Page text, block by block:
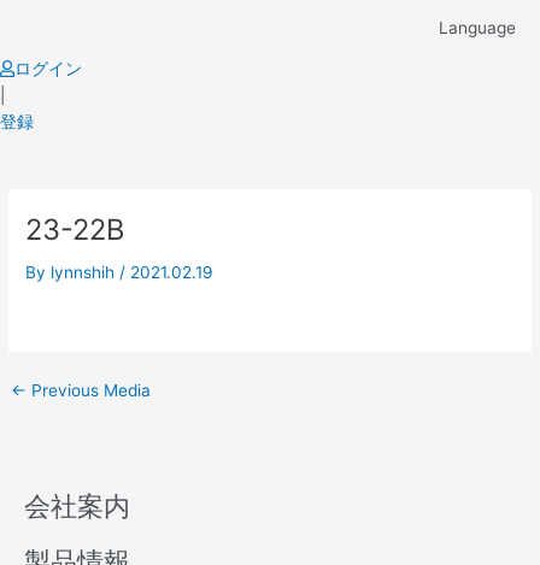
content
Language
ログイン
登録
23-22B
By lynnshih / 2021.02.19
navigation
← Previous Media
会社案内